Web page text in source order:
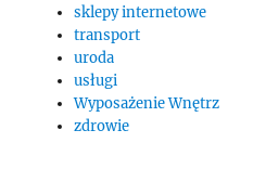
sklepy internetowe
transport
uroda
usługi
Wyposażenie Wnętrz
zdrowie